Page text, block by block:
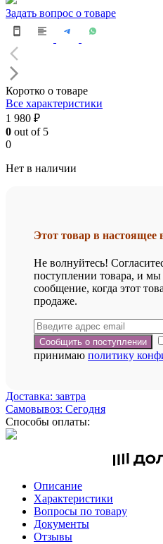
Задать вопрос о товаре
Коротко о товаре
Все характеристики
1 980 ₽
0 out of 5
0
Нет в наличии
Этот товар в настоящее
Не волнуйтесь!
поступлении товара, и
сообщение, когда этот
продаже.
принимаю политику
Доставка: завтра
Самовывоз: Сегодня
Способы оплаты:
Описание
Характеристики
Вопросы по товару
Документы
Отзывы